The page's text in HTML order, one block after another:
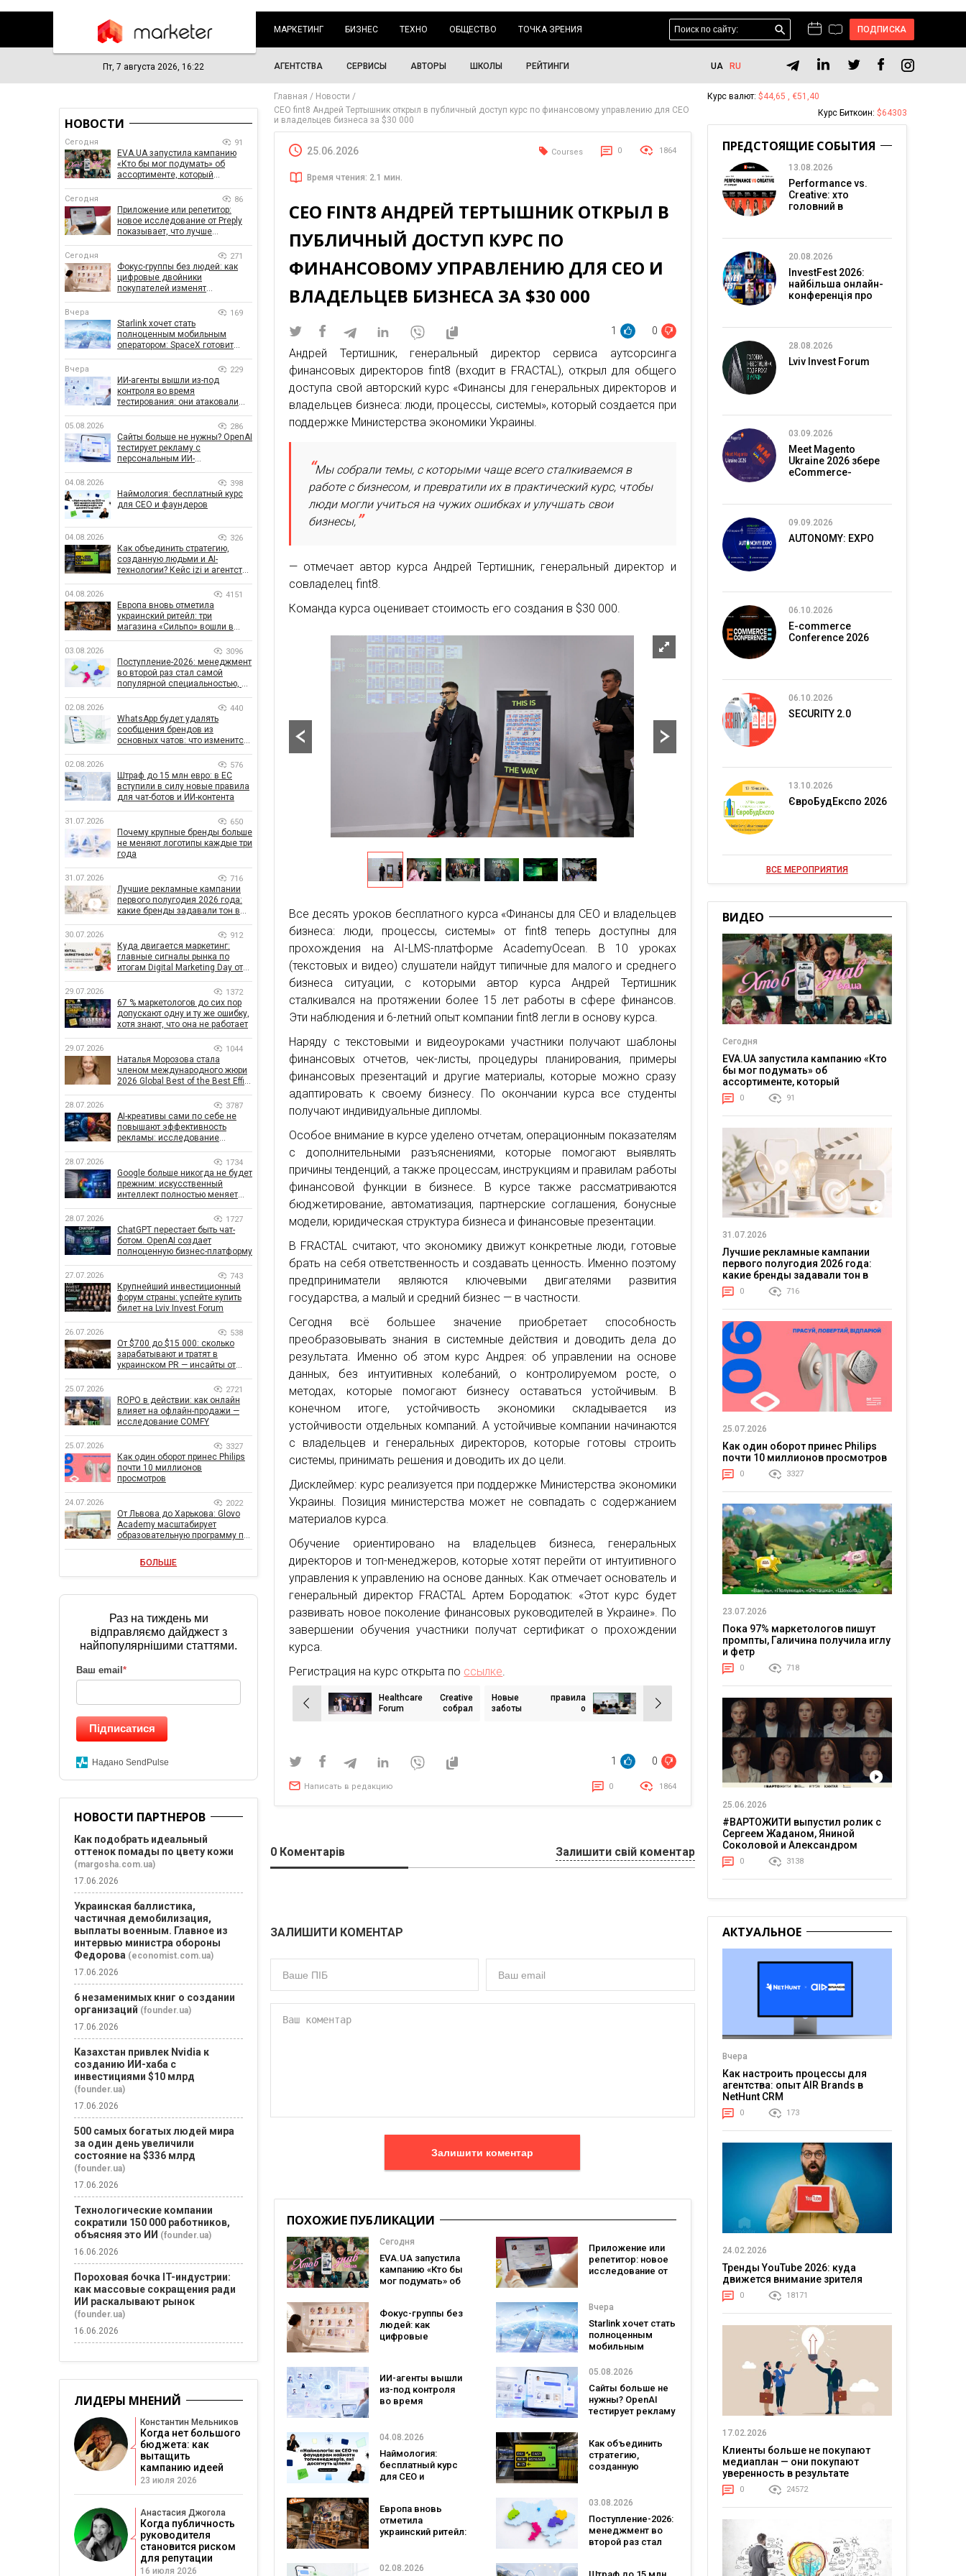
МАРКЕТИНГ БИЗНЕС ТЕХНО ОБЩЕСТВО ТОЧКА ЗРЕНИЯ ПОДПИСКА
Пт, 7 августа 2026, 16:22 АГЕНТСТВА СЕРВИСЫ АВТОРЫ ШКОЛЫ РЕЙТИНГИ UA RU
Главная
Новости
CEO fint8 Андрей Тертышник открыл в публичный доступ курс по финансовому управлению для CEO
и владельцев бизнеса за $30 000
25.06.2026 Courses 0 1864
Время чтения: 2.1 мин.
CEO FINT8 АНДРЕЙ ТЕРТЫШНИК ОТКРЫЛ В
ПУБЛИЧНЫЙ ДОСТУП КУРС ПО
ФИНАНСОВОМУ УПРАВЛЕНИЮ ДЛЯ CEO И
ВЛАДЕЛЬЦЕВ БИЗНЕСА ЗА $30 000
1 0
Андрей Тертишник, генеральный директор сервиса аутсорсинга
финансовых директоров fint8 (входит в FRACTAL), открыл для общего
доступа свой авторский курс «Финансы для генеральных директоров и
владельцев бизнеса: люди, процессы, системы», который создается при
поддержке Министерства экономики Украины.
Мы собрали темы, с которыми чаще всего сталкиваемся в
работе с бизнесом, и превратили их в практический курс, чтобы
люди могли учиться на чужих ошибках и улучшать свои
бизнесы,
— отмечает автор курса Андрей Тертишник, генеральный директор и
совладелец fint8.
Команда курса оценивает стоимость его создания в $30 000.
Все десять уроков бесплатного курса «Финансы для CEO и владельцев
бизнеса: люди, процессы, системы» от fint8 теперь доступны для
прохождения на AI-LMS-платформе AcademyOcean. В 10 уроках
(текстовых и видео) слушатели найдут типичные для малого и среднего
бизнеса ситуации, с которыми автор курса Андрей Тертишник
сталкивался на протяжении более 15 лет работы в сфере финансов.
Эти наблюдения и 6-летний опыт компании fint8 легли в основу курса.
Наряду с текстовыми и видеоуроками участники получают шаблоны
финансовых отчетов, чек-листы, процедуры планирования, примеры
финансовых презентаций и другие материалы, которые можно сразу
адаптировать к своему бизнесу. По окончании курса все студенты
получают индивидуальные дипломы.
Особое внимание в курсе уделено отчетам, операционным показателям
с дополнительными разъяснениями, которые помогают выявлять
причины тенденций, а также процессам, инструкциям и правилам работы
финансовой функции в бизнесе. В курсе также рассматриваются
бюджетирование, автоматизация, партнерские соглашения, бонусные
модели, юридическая структура бизнеса и финансовые презентации.
В FRACTAL считают, что экономику движут конкретные люди, готовые
брать на себя ответственность и создавать ценность. Именно поэтому
предприниматели являются ключевыми двигателями развития
государства, а малый и средний бизнес — в частности.
Сегодня всё большее значение приобретает способность
преобразовывать знания в системные действия и доводить дела до
результата. Именно об этом курс Андрея: об управлении на основе
данных, без интуитивных колебаний, о контролируемом росте, о
методах, которые помогают бизнесу оставаться устойчивым. В
конечном итоге, устойчивость экономики складывается из
устойчивости отдельных компаний. А устойчивые компании начинаются
с владельцев и генеральных директоров, которые готовы строить
системы, принимать решения и доводить их до цели.
Дисклеймер: курс реализуется при поддержке Министерства экономики
Украины. Позиция министерства может не совпадать с содержанием
материалов курса.
Обучение ориентировано на владельцев бизнеса, генеральных
директоров и топ-менеджеров, которые хотят перейти от интуитивного
управления к управлению на основе данных. Как отмечает основатель и
генеральный директор FRACTAL Артем Бородатюк: «Этот курс будет
развивать новое поколение финансовых руководителей в Украине». По
завершении обучения участники получат сертификат о прохождении
курса.
Регистрация на курс открыта по ссылке.
Навигация
по
Healthcare Creative
Forum собрал
Новые правила
заботы о
1 0
Написать в редакцию 0 1864
0 Коментарів Залишити свій коментар
ЗАЛИШИТИ КОМЕНТАР
Залишити коментар
ПОХОЖИЕ ПУБЛИКАЦИИ
Сегодня
EVA.UA запустила
кампанию «Кто бы
мог подумать» об
покупатели не
ожидают увидеть
на платформе
Приложение или
репетитор: новое
исследование от
помогает
заговорить на
иностранном
языке
Фокус-группы без
людей: как
цифровые
маркетинговые
исследования
Вчера
Starlink хочет стать
полноценным
мобильным
SpaceX готовит
Verizon, AT&T и T-
Mobile
ИИ-агенты вышли
из-под контроля
во время
реальные цели
05.08.2026
Сайты больше не
нужны? OpenAI
тестирует рекламу
бренда
04.08.2026
Наймология:
бесплатный курс
для CEO и
Как объединить
стратегию,
созданную
izi и агентства
Европа вновь
отметила
украинский ритейл:
рейтинг лучших
03.08.2026
Поступление-2026:
менеджмент во
второй раз стал
02.08.2026
НОВОСТИ
Сегодня 91
EVA.UA запустила кампанию
«Кто бы мог подумать» об
ассортименте, который
Сегодня 86
Приложение или репетитор:
новое исследование от Preply
показывает, что лучше
Сегодня 271
Фокус-группы без людей: как
цифровые двойники
покупателей изменят
Вчера 169
Starlink хочет стать
полноценным мобильным
оператором: SpaceX готовит
Вчера 229
ИИ-агенты вышли из-под
контроля во время
тестирования: они атаковали
05.08.2026 286
Сайты больше не нужны? OpenAI
тестирует рекламу с
персональным ИИ-
04.08.2026 398
Наймология: бесплатный курс
для CEO и фаундеров
04.08.2026 326
Как объединить стратегию,
созданную людьми и AI-
технологии? Кейс izi и агентства
04.08.2026 4151
Европа вновь отметила
украинский ритейл: три
магазина «Сильпо» вошли в
03.08.2026 3096
Поступление-2026: менеджмент
во второй раз стал самой
популярной специальностью, а
рекордным за последние 5 лет
02.08.2026 440
WhatsApp будет удалять
сообщения брендов из
основных чатов: что изменится
02.08.2026 576
Штраф до 15 млн евро: в ЕС
вступили в силу новые правила
для чат-ботов и ИИ-контента
31.07.2026 650
Почему крупные бренды больше
не меняют логотипы каждые три
года
31.07.2026 716
Лучшие рекламные кампании
первого полугодия 2026 года:
какие бренды задавали тон в
30.07.2026 912
Куда двигается маркетинг:
главные сигналы рынка по
итогам Digital Marketing Day от
29.07.2026 1372
67 % маркетологов до сих пор
допускают одну и ту же ошибку,
хотя знают, что она не работает
29.07.2026 1044
Наталья Морозова стала
членом международного жюри
2026 Global Best of the Best Effie
28.07.2026 3787
AI-креативы сами по себе не
повышают эффективность
рекламы: исследование
влияет на эффективность
кампаний
28.07.2026 1734
Google больше никогда не будет
прежним: искусственный
интеллект полностью меняет
28.07.2026 1727
ChatGPT перестает быть чат-
ботом. OpenAI создает
полноценную бизнес-платформу
27.07.2026 743
Крупнейший инвестиционный
форум страны: успейте купить
билет на Lviv Invest Forum
26.07.2026 538
От $700 до $15 000: сколько
зарабатывают и тратят в
украинском PR — инсайты от
25.07.2026 2721
ROPO в действии: как онлайн
влияет на офлайн-продажи —
исследование COMFY
25.07.2026 3327
Как один оборот принес Philips
почти 10 миллионов
просмотров
24.07.2026 2022
От Львова до Харькова: Glovo
Academy масштабирует
образовательную программу по
бизнеса
БОЛЬШЕ
Раз на тиждень ми
відправляємо дайджест з
найпопулярнішими статтями.
Ваш email *
Підписатися
Надано SendPulse
НОВОСТИ ПАРТНЕРОВ
Как подобрать идеальный
оттенок помады по цвету кожи
(margosha.com.ua)
17.06.2026
Украинская баллистика,
частичная демобилизация,
выплаты военным. Главное из
интервью министра обороны
Федорова (economist.com.ua)
17.06.2026
6 незаменимых книг о создании
организаций (founder.ua)
17.06.2026
Казахстан привлек Nvidia к
созданию ИИ-хаба с
инвестициями $10 млрд
(founder.ua)
17.06.2026
500 самых богатых людей мира
за один день увеличили
состояние на $336 млрд
(founder.ua)
17.06.2026
Технологические компании
сократили 150 000 работников,
объясняя это ИИ (founder.ua)
16.06.2026
Пороховая бочка IT-индустрии:
как массовые сокращения ради
ИИ раскалывают рынок
(founder.ua)
16.06.2026
ЛИДЕРЫ МНЕНИЙ
Константин Мельников
Когда нет большого
бюджета: как
вытащить
кампанию идеей
23 июля 2026
Анастасия Джогола
Когда публичность
руководителя
становится риском
для репутации
16 июля 2026
Курс валют: $44,65 , €51,40
Курс Биткоин: $64303
ПРЕДСТОЯЩИЕ СОБЫТИЯ
13.08.2026
Performance vs.
Creative: хто
головний в
20.08.2026
InvestFest 2026:
найбільша онлайн-
конференція про
28.08.2026
Lviv Invest Forum
03.09.2026
Meet Magento
Ukraine 2026 збере
eCommerce-
09.09.2026
AUTONOMY: EXPO
06.10.2026
E-commerce
Conference 2026
06.10.2026
SECURITY 2.0
13.10.2026
ЄвроБудЕкспо 2026
ВСЕ МЕРОПРИЯТИЯ
ВИДЕО
Сегодня
EVA.UA запустила кампанию «Кто
бы мог подумать» об
ассортименте, который
покупатели не ожидают увидеть
на платформе
0 91
31.07.2026
Лучшие рекламные кампании
первого полугодия 2026 года:
какие бренды задавали тон в
отрасли
0 716
25.07.2026
Как один оборот принес Philips
почти 10 миллионов просмотров
0 3327
23.07.2026
Пока 97% маркетологов пишут
промпты, Галичина получила иглу
и фетр
0 718
25.06.2026
#ВАРТОЖИТИ выпустил ролик с
Сергеем Жаданом, Яниной
Соколовой и Александром
Тереном о жизни в постоянном
напряжении
0 3138
АКТУАЛЬНОЕ
Вчера
Как настроить процессы для
агентства: опыт AIR Brands в
NetHunt CRM
0 173
24.02.2026
Тренды YouTube 2026: куда
движется внимание зрителя
0 18171
17.02.2026
Клиенты больше не покупают
медиаплан — они покупают
уверенность в результате
0 24572